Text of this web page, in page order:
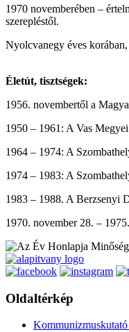
1970 novemberében –
szerepléstől.
Nyolcvanegy éves
Életút, tisztségek:
1956. novembertől a
1950 – 1961: A Vas
1964 – 1974: A
1974 – 1983: A
1983 – 1988. A Berzsenyi
1970. november 28. –
Oldaltérkép